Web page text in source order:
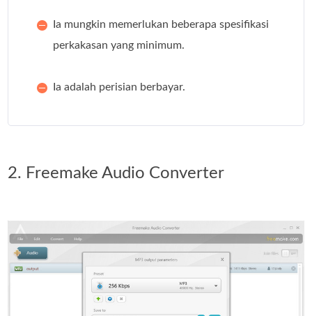
Ia mungkin memerlukan beberapa spesifikasi
perkakasan yang minimum.
Ia adalah perisian berbayar.
2. Freemake Audio Converter